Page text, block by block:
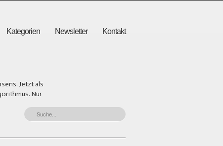
Kategorien Newsletter Kontakt
Jetzt als
Nur